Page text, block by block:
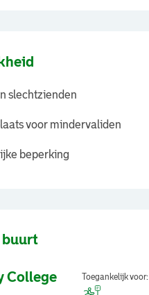
slechtzienden
voor mindervaliden
beperking
buurt
College Toegankelijk voor: